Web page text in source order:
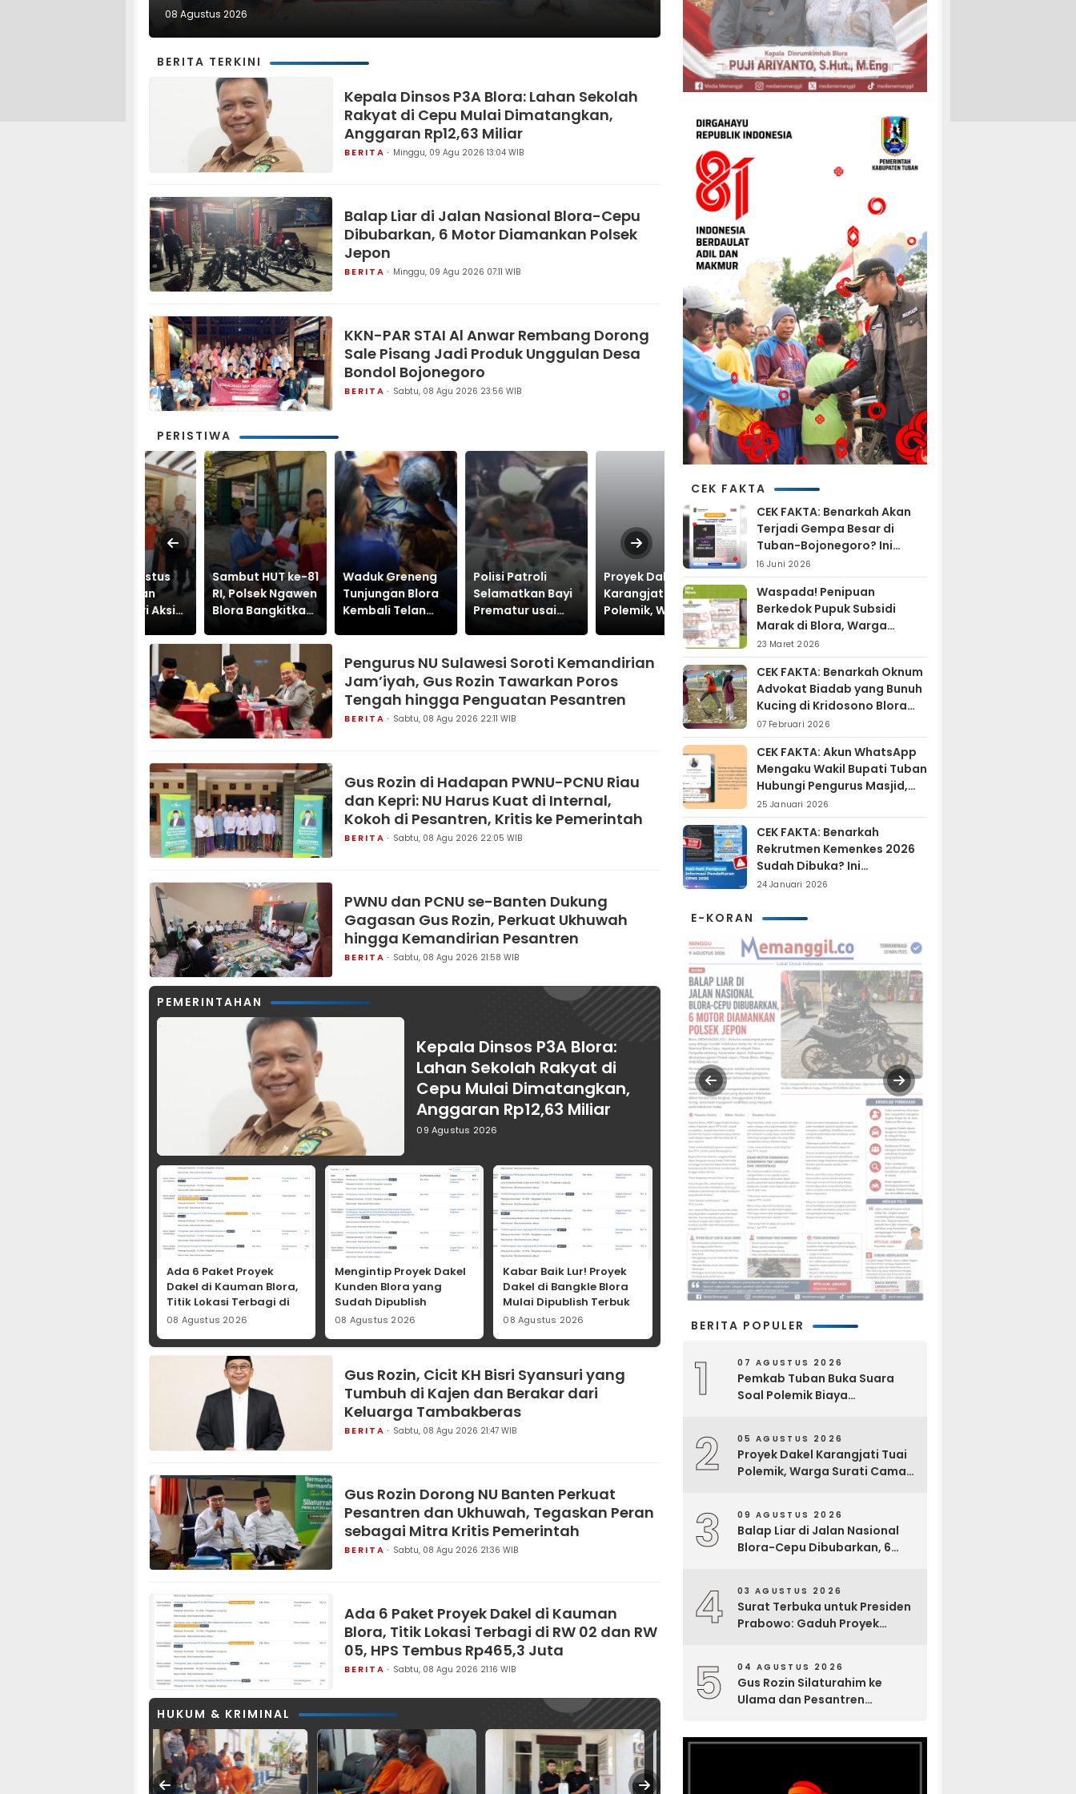
08 Agustus 2026
BERITA TERKINI
Kepala Dinsos P3A Blora: Lahan Sekolah
Rakyat di Cepu Mulai Dimatangkan,
Anggaran Rp12,63 Miliar
BERITA Minggu, 09 Agu 2026 13:04 WIB
Balap Liar di Jalan Nasional Blora-Cepu
Dibubarkan, 6 Motor Diamankan Polsek
Jepon
BERITA Minggu, 09 Agu 2026 07:11 WIB
KKN-PAR STAI Al Anwar Rembang Dorong
Sale Pisang Jadi Produk Unggulan Desa
Bondol Bojonegoro
BERITA Sabtu, 08 Agu 2026 23:56 WIB
PERISTIWA
Sambut HUT ke-81
RI, Polsek Ngawen
Blora Bangkitkan
Lewat Pembagian
Bendera Merah
Putih
Waduk Greneng
Tunjungan Blora
Kembali Telan
Tahun Tewas
Tenggelam Saat
Mencari Ikan
Polisi Patroli
Selamatkan Bayi
Prematur usai
Jatinangor,
Dievakuasi ke RS
Unpad
Proyek Dakel
Karangjati Tuai
Polemik, Warga
Tembuskan ke
Inspektorat
hingga Sekda
Anggota DPRD
Jateng dan
Apindo Blora
Siapkan 100
Tangki Air Bersih,
Target Jangkau
Seluruh Desa
Terdampak
Kekeringan
Ketika Agustus
Menyatukan
Jepon, Dari Aksi
Gotong Royong
hingga Strategi
Polisi Mengawal
HUT Ke-81 RI
Pengurus NU Sulawesi Soroti Kemandirian
Jam’iyah, Gus Rozin Tawarkan Poros
Tengah hingga Penguatan Pesantren
BERITA Sabtu, 08 Agu 2026 22:11 WIB
Gus Rozin di Hadapan PWNU-PCNU Riau
dan Kepri: NU Harus Kuat di Internal,
Kokoh di Pesantren, Kritis ke Pemerintah
BERITA Sabtu, 08 Agu 2026 22:05 WIB
PWNU dan PCNU se-Banten Dukung
Gagasan Gus Rozin, Perkuat Ukhuwah
hingga Kemandirian Pesantren
BERITA Sabtu, 08 Agu 2026 21:58 WIB
PEMERINTAHAN
Kepala Dinsos P3A Blora:
Lahan Sekolah Rakyat di
Cepu Mulai Dimatangkan,
Anggaran Rp12,63 Miliar
09 Agustus 2026
Ada 6 Paket Proyek
Dakel di Kauman Blora,
Titik Lokasi Terbagi di
RW 02 dan RW 05, HPS
08 Agustus 2026
Mengintip Proyek Dakel
Kunden Blora yang
Sudah Dipublish
Terbuka, Ada 4 Paket
Juta
08 Agustus 2026
Kabar Baik Lur! Proyek
Dakel di Bangkle Blora
Mulai Dipublish Terbuka,
Kontraktor Monggo
08 Agustus 2026
Gus Rozin, Cicit KH Bisri Syansuri yang
Tumbuh di Kajen dan Berakar dari
Keluarga Tambakberas
BERITA Sabtu, 08 Agu 2026 21:47 WIB
Gus Rozin Dorong NU Banten Perkuat
Pesantren dan Ukhuwah, Tegaskan Peran
sebagai Mitra Kritis Pemerintah
BERITA Sabtu, 08 Agu 2026 21:36 WIB
Ada 6 Paket Proyek Dakel di Kauman
Blora, Titik Lokasi Terbagi di RW 02 dan RW
05, HPS Tembus Rp465,3 Juta
BERITA Sabtu, 08 Agu 2026 21:16 WIB
HUKUM & KRIMINAL
CEK FAKTA
CEK FAKTA: Benarkah Akan
Terjadi Gempa Besar di
Tuban-Bojonegoro? Ini
Penjelasan BMKG
16 Juni 2026
Waspada! Penipuan
Berkedok Pupuk Subsidi
Marak di Blora, Warga
Diminta Hati-hati
23 Maret 2026
CEK FAKTA: Benarkah Oknum
Advokat Biadab yang Bunuh
Kucing di Kridosono Blora
Sudah Resmi Jadi
Tersangka?
07 Februari 2026
CEK FAKTA: Akun WhatsApp
Mengaku Wakil Bupati Tuban
Hubungi Pengurus Masjid,
Dipastikan Hoaks
25 Januari 2026
CEK FAKTA: Benarkah
Rekrutmen Kemenkes 2026
Sudah Dibuka? Ini
Penjelasan Resmi BKN
24 Januari 2026
E-KORAN
BERITA POPULER
1 07 AGUSTUS 2026
Pemkab Tuban Buka Suara
Soal Polemik Biaya
Sosial
2 05 AGUSTUS 2026
Proyek Dakel Karangjati Tuai
Polemik, Warga Surati Camat
3 09 AGUSTUS 2026
Balap Liar di Jalan Nasional
Blora-Cepu Dibubarkan, 6
4 03 AGUSTUS 2026
Surat Terbuka untuk Presiden
Prabowo: Gaduh Proyek
5 04 AGUSTUS 2026
Gus Rozin Silaturahim ke
Ulama dan Pesantren